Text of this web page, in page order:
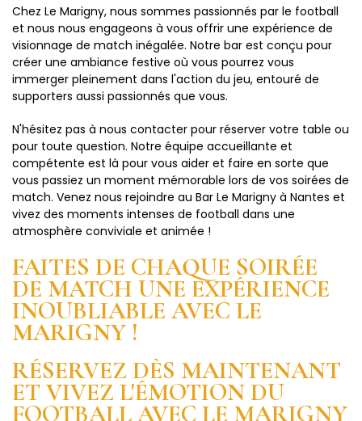
Chez Le Marigny, nous sommes passionnés par le football
et nous nous engageons à vous offrir une expérience de
visionnage de match inégalée. Notre bar est conçu pour
créer une ambiance festive où vous pourrez vous
immerger pleinement dans l'action du jeu, entouré de
supporters aussi passionnés que vous.
N'hésitez pas à nous contacter pour réserver votre table ou
pour toute question. Notre équipe accueillante et
compétente est là pour vous aider et faire en sorte que
vous passiez un moment mémorable lors de vos soirées de
match. Venez nous rejoindre au Bar Le Marigny à Nantes et
vivez des moments intenses de football dans une
atmosphère conviviale et animée !
FAITES DE CHAQUE SOIRÉE
DE MATCH UNE EXPÉRIENCE
INOUBLIABLE AVEC LE
MARIGNY !
RÉSERVEZ DÈS MAINTENANT
ET VIVEZ L'ÉMOTION DU
FOOTBALL AVEC LE MARIGNY